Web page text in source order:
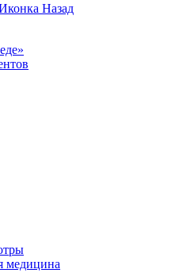
Назад
медицина